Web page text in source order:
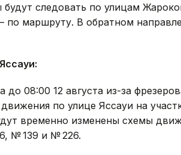
будут следовать по улицам
по маршруту. В обратном
до 08:00 12 августа из-за
по улице Яссауи на
временно изменены схемы
№ 139 и № 226.